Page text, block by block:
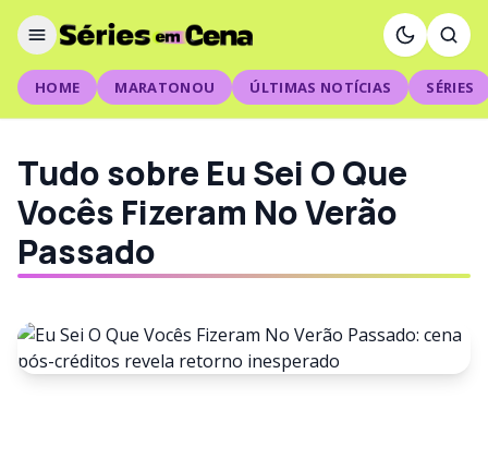
HOME MARATONOU ÚLTIMAS NOTÍCIAS SÉRIES
Tudo sobre Eu Sei O Que
Vocês Fizeram No Verão
Passado